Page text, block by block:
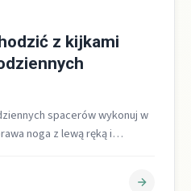
z kijkami
spacerów wykonuj w
noga z lewą ręką i